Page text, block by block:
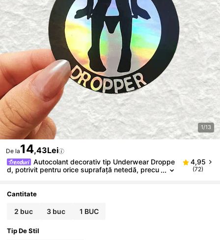
1/13
De la14,43Lei
Autocolant decorativ tip Underwear Droppe
d, potrivit pentru orice suprafață netedă, precu
are
4,95
(72)
Cantitate
2 buc 3 buc 1 BUC
Tip De Stil